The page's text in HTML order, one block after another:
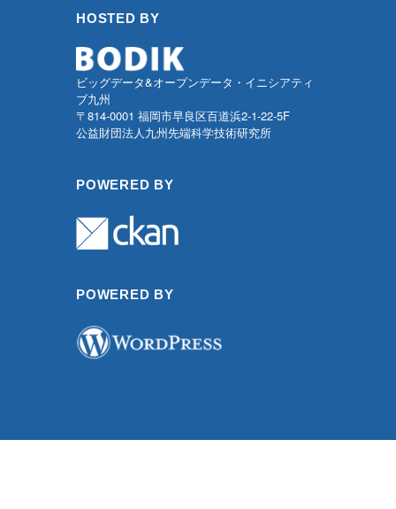
HOSTED BY
ビッグデータ&オープンデータ・イニシアティ
ブ九州
〒814-0001 福岡市早良区百道浜2-1-22-5F
公益財団法人九州先端科学技術研究所
POWERED BY
POWERED BY